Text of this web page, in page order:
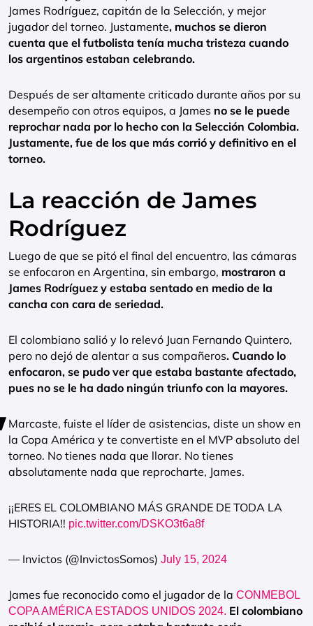
James Rodríguez, capitán de la Selección, y mejor
jugador del torneo. Justamente, muchos se dieron
cuenta que el futbolista tenía mucha tristeza cuando
los argentinos estaban celebrando.
Después de ser altamente criticado durante años por su
desempeño con otros equipos, a James no se le puede
reprochar nada por lo hecho con la Selección Colombia.
Justamente, fue de los que más corrió y definitivo en el
torneo.
La reacción de James
Rodríguez
Luego de que se pitó el final del encuentro, las cámaras
se enfocaron en Argentina, sin embargo, mostraron a
James Rodríguez y estaba sentado en medio de la
cancha con cara de seriedad.
El colombiano salió y lo relevó Juan Fernando Quintero,
pero no dejó de alentar a sus compañeros. Cuando lo
enfocaron, se pudo ver que estaba bastante afectado,
pues no se le ha dado ningún triunfo con la mayores.
Marcaste, fuiste el líder de asistencias, diste un show en
la Copa América y te convertiste en el MVP absoluto del
torneo. No tienes nada que llorar. No tienes
absolutamente nada que reprocharte, James.
¡¡ERES EL COLOMBIANO MÁS GRANDE DE TODA LA
HISTORIA!! pic.twitter.com/DSKO3t6a8f
— Invictos (@InvictosSomos) July 15, 2024
James fue reconocido como el jugador de la CONMEBOL
COPA AMÉRICA ESTADOS UNIDOS 2024. El colombiano